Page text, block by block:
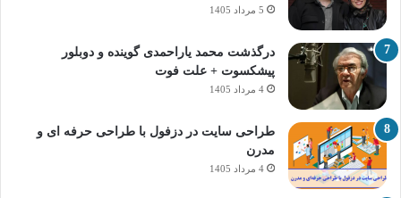
5 مرداد 1405
درگذشت محمد یاراحمدی گوینده و دوبلور
پیشکسوت + علت فوت
4 مرداد 1405
طراحی سایت در دزفول با طراحی حرفه‌ ای و
مدرن
4 مرداد 1405